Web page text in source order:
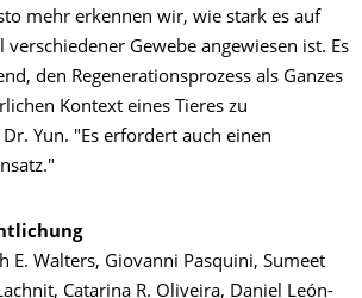
mehr erkennen wir, wie stark es auf
verschiedener Gewebe angewiesen ist. Es
den Regenerationsprozess als Ganzes
Kontext eines Tieres zu
Yun. "Es erfordert auch einen
E. Walters, Giovanni Pasquini, Sumeet
Catarina R. Oliveira, Daniel León-